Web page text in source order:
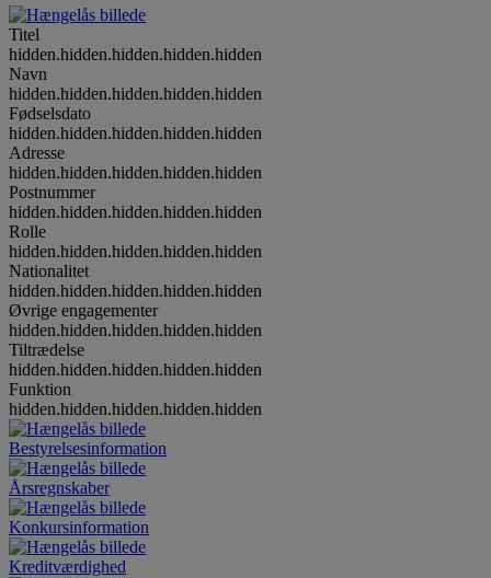
Titel
hidden.hidden.hidden.hidden.hidden
Navn
hidden.hidden.hidden.hidden.hidden
Fødselsdato
hidden.hidden.hidden.hidden.hidden
Adresse
hidden.hidden.hidden.hidden.hidden
Postnummer
hidden.hidden.hidden.hidden.hidden
Rolle
hidden.hidden.hidden.hidden.hidden
Nationalitet
hidden.hidden.hidden.hidden.hidden
Øvrige engagementer
hidden.hidden.hidden.hidden.hidden
Tiltrædelse
hidden.hidden.hidden.hidden.hidden
Funktion
hidden.hidden.hidden.hidden.hidden
Bestyrelsesinformation
Årsregnskaber
Konkursinformation
Kreditværdighed